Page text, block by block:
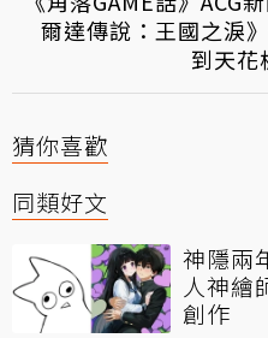
爾達傳說：王國之淚
到天花
猜你喜歡
同類好文
神隱兩
人神繪
創作